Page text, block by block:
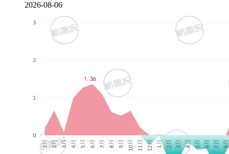
2026-08-06